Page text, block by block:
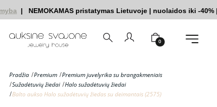
| NEMOKAMAS pristatymas Lietuvoje| nuolaidos iki -40%| |
0
Pradžia Premium
Premium juvelyrika su brangakmeniais
Sužadėtuvių žiedai
Halo sužadėtuvių žiedai
Balto aukso Halo sužadėtuvių žiedas su deimantais (2575)